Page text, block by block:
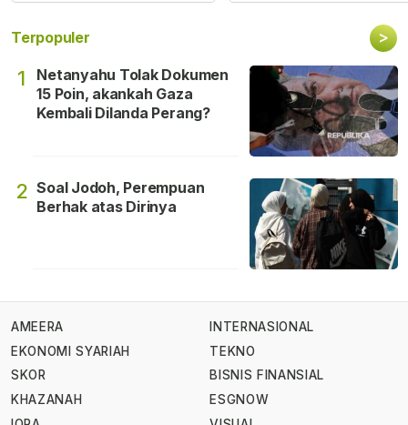
Terpopuler >
1
Netanyahu Tolak Dokumen
15 Poin, akankah Gaza
Kembali Dilanda Perang?
2 Soal Jodoh, Perempuan
Berhak atas Dirinya
AMEERA
EKONOMI SYARIAH
SKOR
KHAZANAH
INTERNASIONAL
TEKNO
BISNIS FINANSIAL
ESGNOW